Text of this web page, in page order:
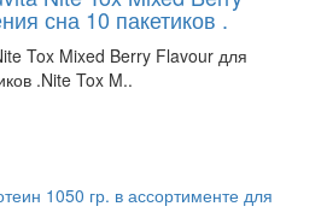
сна 10 пакетиков .
Tox Mixed Berry Flavour для
.Nite Tox M..